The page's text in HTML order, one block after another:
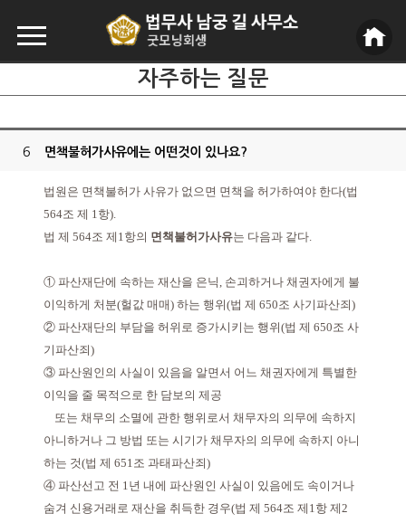
자주하는 질문
6 면책불허가사유에는 어떤것이 있나요?
법원은 면책불허가 사유가 없으면 면책을 허가하여야 한다(법
564조 제 1항).
법 제 564조 제1항의 면책불허가사유는 다음과 같다.
① 파산재단에 속하는 재산을 은닉, 손괴하거나 채권자에게 불
이익하게 처분(헐값 매매) 하는 행위(법 제 650조 사기파산죄)
② 파산재단의 부담을 허위로 증가시키는 행위(법 제 650조 사
기파산죄)
③ 파산원인의 사실이 있음을 알면서 어느 채권자에게 특별한
이익을 줄 목적으로 한 담보의 제공
또는 채무의 소멸에 관한 행위로서 채무자의 의무에 속하지
아니하거나 그 방법 또는 시기가 채무자의 의무에 속하지 아니
하는 것(법 제 651조 과태파산죄)
④ 파산선고 전 1년 내에 파산원인 사실이 있음에도 속이거나
숨겨 신용거래로 재산을 취득한 경우(법 제 564조 제1항 제2